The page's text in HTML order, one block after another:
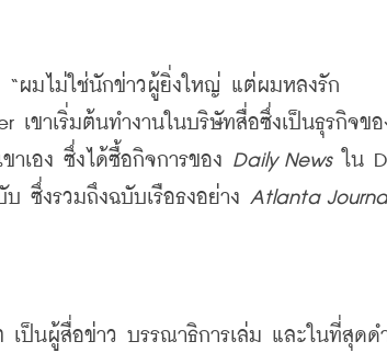
“ผมไม่ใช่นักข่าวผู้ยิ่งใหญ่
แต่ผมหลงรัก
เขาเริ่มต้นทำงานในบริษัทสื่อซึ่งเป็นธุรกิจขอ
าเอง ซึ่งได้ซื้อกิจการของ Daily News ใน
บ ซึ่งรวมถึงฉบับเรือธงอย่าง Atlanta
เป็นผู้สื่อข่าว บรรณาธิการเล่ม และในที่สุดด